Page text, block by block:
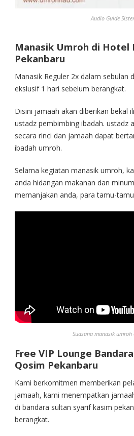
Audio Guide
Manasik Umroh di Hotel
Pekanbaru
Manasik Reguler 2x dalam sebulan
ekslusif 1 hari sebelum berangkat.
Disini jamaah akan diberikan bekal
ustadz pembimbing ibadah. ustadz
secara rinci dan jamaah dapat
ibadah umroh.
Selama kegiatan manasik umroh,
anda hidangan makanan dan
memanjakan anda, para tamu-
Suasana manasik umroh
Free VIP Lounge
Qosim Pekanbaru
Kami berkomitmen memberikan
jamaah, kami menempatkan
di bandara sultan syarif kasim
berangkat.